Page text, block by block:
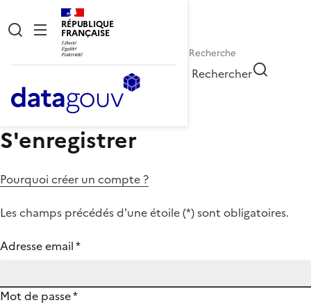
RÉPUBLIQUE
FRANÇAISE
Rechercher
S'enregistrer
Pourquoi créer un compte ?
Les champs précédés d'une étoile (*) sont obligatoires.
Adresse email*
Mot de passe*